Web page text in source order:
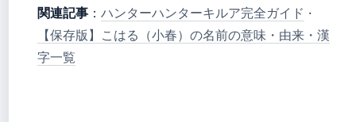
関連記事 ： ハンターハンターキルア完全ガイド ·
【保存版】こはる（小春）の名前の意味・由来・漢
字一覧